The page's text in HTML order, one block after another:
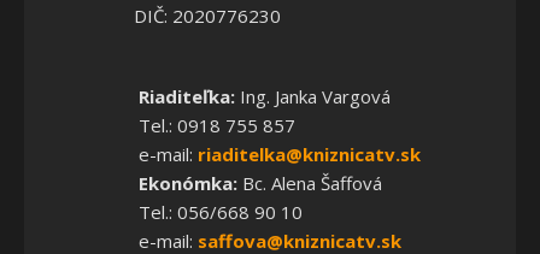
DIČ: 2020776230
Riaditeľka:Ing. Janka Vargová
Tel.: 0918 755 857
e-mail: riaditelka@kniznicatv.sk
Ekonómka:Bc. Alena Šaffová
Tel.: 056/668 90 10
e-mail: saffova@kniznicatv.sk